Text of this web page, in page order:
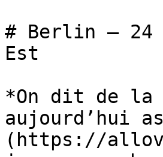
# Berlin – 24
Est
*On dit de la
aujourd’hui
(https://